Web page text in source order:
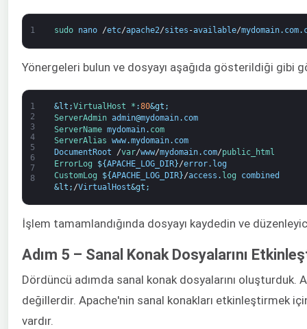
1 sudo nano /etc/apache2/sites -available/mydomain. com.
Yönergeleri bulun ve dosyayı aşağıda gösterildiği gibi
1
2
3
4
5
6
7
8
&lt;VirtualHost * :80&gt;
ServerAdmin admin@mydomain. com
ServerName mydomain. com
ServerAlias www.mydomain. com
DocumentRoot
/var/www/mydomain. com/public_html
ErrorLog
${APACHE_LOG_DIR}/error. log
CustomLog
${APACHE_LOG_DIR}/access . log
combined
&lt; /VirtualHost&gt;
İşlem tamamlandığında dosyayı kaydedin ve
Adım 5 – Sanal Konak Dosyalarını
Dördüncü adımda sanal konak dosyalarını
değillerdir. Apache'nin sanal konakları etkinleştirmek
vardır.